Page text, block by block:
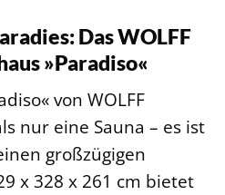
Das WOLFF
»Paradiso«
von WOLFF
nur eine Sauna – es ist
großzügigen
x 328 x 261 cm bietet